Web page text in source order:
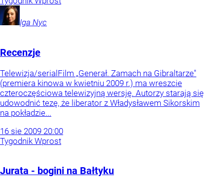
Iga Nyc
Recenzje
Telewizja/serialFilm „Generał. Zamach na Gibraltarze"
(premiera kinowa w kwietniu 2009 r.) ma wreszcie
czteroczęściowa telewizyjną wersję. Autorzy starają się
udowodnić tezę, że liberator z Władysławem Sikorskim
na pokładzie...
16 sie 2009 20:00
Tygodnik Wprost
Jurata - bogini na Bałtyku